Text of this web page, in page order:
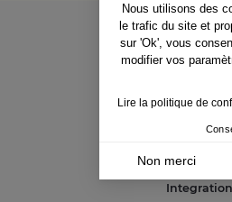
Nous utilisons des
le trafic du site et
sur 'Ok', vous
modifier vos
Lire la politique de
Non merci
Axeptio consent
Plateforme de
NetMarkets
NetRivals
Professional